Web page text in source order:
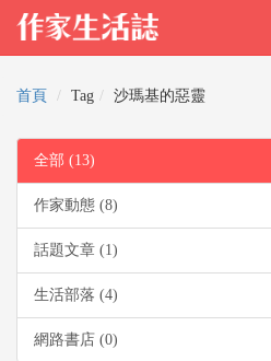
首頁 Tag 沙瑪基的惡靈
全部 (13)
作家動態 (8)
話題文章 (1)
生活部落 (4)
網路書店 (0)